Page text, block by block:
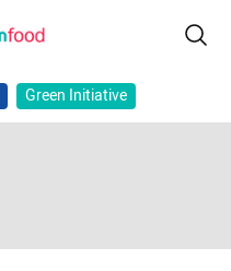
Green Initiative